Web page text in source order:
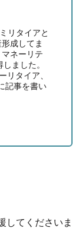
リタイアと
成してま
ネーリテ
ました。
タイア、
記事を書い
してくださいま